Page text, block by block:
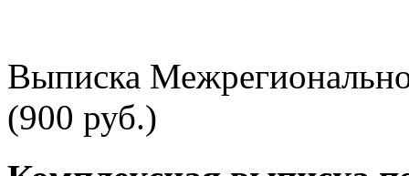
Выписка
(900 руб.)